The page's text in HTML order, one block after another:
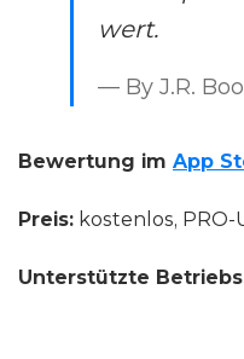
wert.
— By J.R.
Bewertung im App
Preis: kostenlos, PRO-
Unterstützte